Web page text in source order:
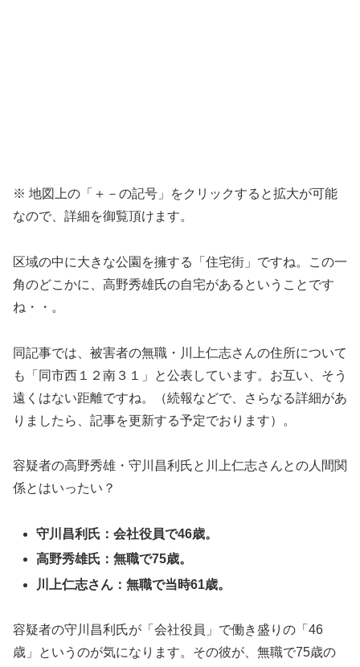
※ 地図上の「＋－の記号」をクリックすると拡大が可能
なので、詳細を御覧頂けます。
区域の中に大きな公園を擁する「住宅街」ですね。この一
角のどこかに、高野秀雄氏の自宅があるということです
ね・・。
同記事では、被害者の無職・川上仁志さんの住所について
も「同市西１２南３１」と公表しています。お互い、そう
遠くはない距離ですね。（続報などで、さらなる詳細があ
りましたら、記事を更新する予定でおります）。
容疑者の高野秀雄・守川昌利氏と川上仁志さんとの人間関
係とはいったい？
守川昌利氏：会社役員で46歳。
高野秀雄氏：無職で75歳。
川上仁志さん：無職で当時61歳。
容疑者の守川昌利氏が「会社役員」で働き盛りの「46
歳」というのが気になります。その彼が、無職で75歳の